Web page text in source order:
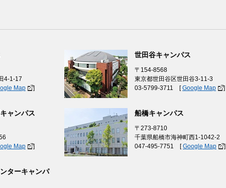
4-1-17
Map ]
世田谷キャンパス
〒154-8568
東京都世田谷区世田谷3-11-3
03-5799-3711 [Google Map ]
ャンパス
Map ]
船橋キャンパス
〒273-8710
千葉県船橋市海神町西1-1042-2
047-495-7751 [Google Map ]
ターキャンパ